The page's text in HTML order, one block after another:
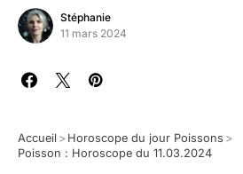
Stéphanie
11 mars 2024
Accueil > Horoscope du jour Poissons >
Poisson : Horoscope du 11.03.2024